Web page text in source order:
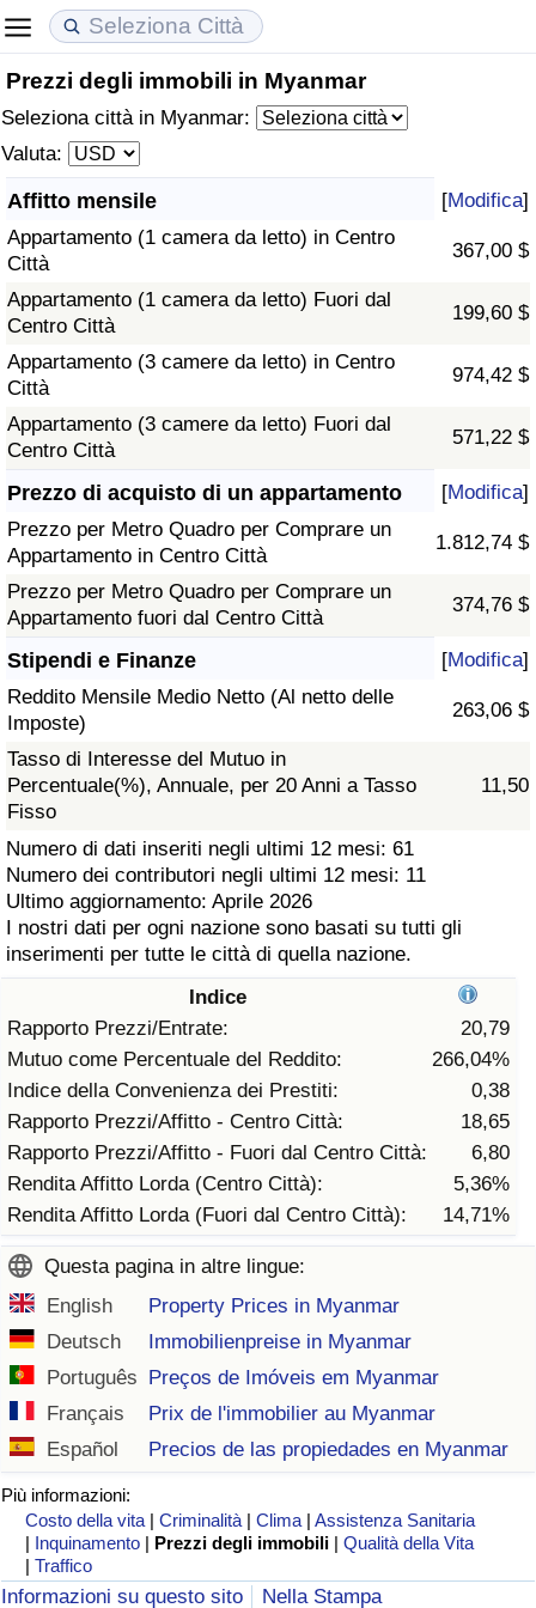
Prezzi degli immobili in Myanmar
Seleziona città in Myanmar:
Valuta:
Affitto mensile [Modifica]
Appartamento (1 camera da letto) in Centro
Città
367,00 $
Appartamento (1 camera da letto) Fuori dal
Centro Città
199,60 $
Appartamento (3 camere da letto) in Centro
Città
974,42 $
Appartamento (3 camere da letto) Fuori dal
Centro Città
571,22 $
Prezzo di acquisto di un appartamento [Modifica]
Prezzo per Metro Quadro per Comprare un
Appartamento in Centro Città
1.812,74 $
Prezzo per Metro Quadro per Comprare un
Appartamento fuori dal Centro Città
374,76 $
Stipendi e Finanze [Modifica]
Reddito Mensile Medio Netto (Al netto delle
Imposte)
263,06 $
Tasso di Interesse del Mutuo in
Percentuale(%), Annuale, per 20 Anni a Tasso
Fisso
11,50
Numero di dati inseriti negli ultimi 12 mesi: 61
Numero dei contributori negli ultimi 12 mesi: 11
Ultimo aggiornamento: Aprile 2026
I nostri dati per ogni nazione sono basati su tutti gli
inserimenti per tutte le città di quella nazione.
Indice
Rapporto Prezzi/Entrate:
20,79
Mutuo come Percentuale del Reddito:
266,04%
Indice della Convenienza dei Prestiti:
0,38
Rapporto Prezzi/Affitto - Centro Città:
18,65
Rapporto Prezzi/Affitto - Fuori dal Centro Città:
6,80
Rendita Affitto Lorda (Centro Città):
5,36%
Rendita Affitto Lorda (Fuori dal Centro Città):
14,71%
Questa pagina in altre lingue:
English
Property Prices in Myanmar
Deutsch
Immobilienpreise in Myanmar
Português Preços de Imóveis em Myanmar
Français
Prix de l'immobilier au Myanmar
Español
Precios de las propiedades en Myanmar
Più informazioni:
Costo della vita |Criminalità |Clima |Assistenza Sanitaria
| Inquinamento | Prezzi degli immobili |Qualità della Vita
|Traffico
Informazioni su questo sito Nella Stampa
Costo della vita
Indice Del Costo Della Vita (corrente)
Indice Del Costo Della Vita
Indice del Costo della Vita per Nazione
ad Aqaba
Prezzi degli immobili
Indice del Prezzo delle Case (Corrente)
Indice del Prezzo delle Case
Indice del Prezzo delle Case per Nazione
Qualità della Vita
Indice della Qualità della Vita
Indice della Qualità della Vita (Corrente)
Indice della qualità della vita per Paese
Criminalità
Indice del Tasso di Criminalità (Corrente)
Indice della Criminalità
Indice di criminalità per paese
Assistenza Sanitaria
Indice dell’Assistenza Sanitaria
Indice dell’Assistenza Sanitaria per
Nazione
Inquinamento
Indice dell’Inquinamento (Corrente)
Indice di inquinamento
Indice dell’Inquinamento per Nazione
Traffico
Indice del Traffico
Indice del traffico (Corrente)
Indice del traffico per Nazione